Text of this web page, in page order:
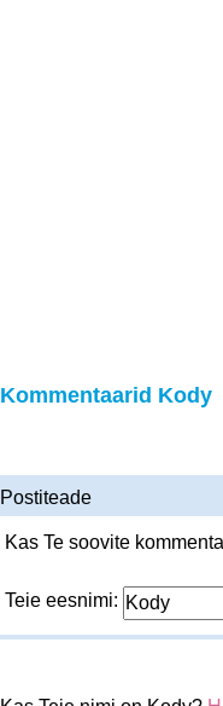
Kommentaarid Kody
Postiteade
Kas Te soovite
Teie eesnimi: